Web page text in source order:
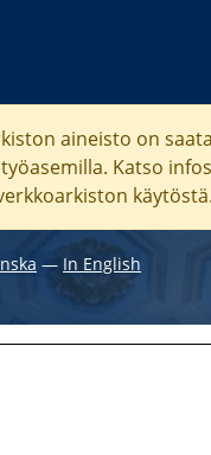
aineisto on
Katso
― In English